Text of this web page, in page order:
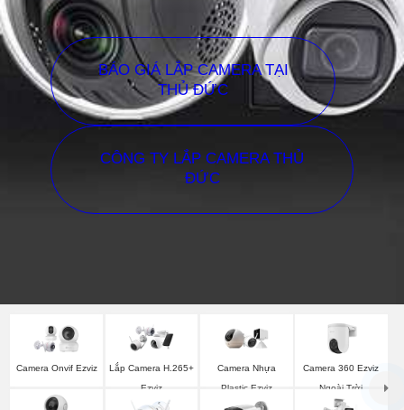
BÁO GIÁ LẮP CAMERA TẠI
THỦ ĐỨC
CÔNG TY LẮP CAMERA THỦ
ĐỨC
Camera Onvif Ezviz
Lắp Camera H.265+
Ezviz
Camera Nhựa
Plastic Ezviz
Camera 360 Ezviz
Ngoài Trời